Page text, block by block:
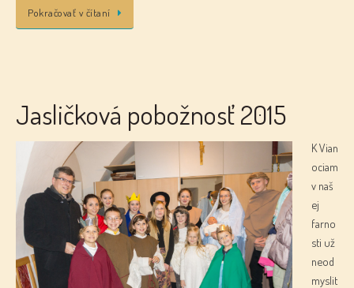
Pokračovať v čítaní
Jasličková pobožnosť 2015
K Vian
ociam
v naš
ej
farno
sti už
neod
myslit